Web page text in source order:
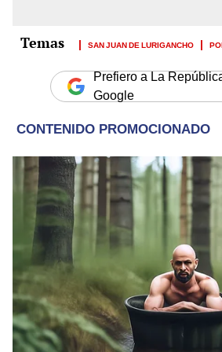
SAN JUAN DE LURIGANCHO
Prefiero a La
Google